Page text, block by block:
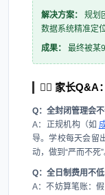
解决方案：
规划
数据系统精准定
成果：
最终被某
🙋‍♀️ 家长Q&A
Q：全封闭管理会
A：正规机构（如
导。学校每天会留
动，做到“严而不死”
Q：全日制费用不
A：不妨算笔账：